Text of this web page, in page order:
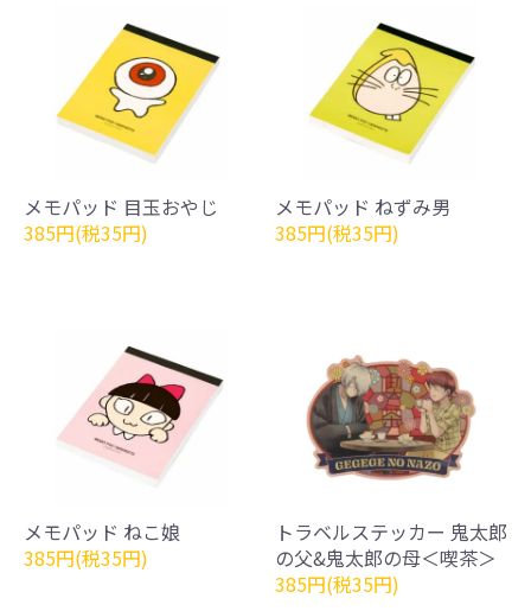
メモパッド 目玉おやじ
385円(税35円)
メモパッド ねずみ男
385円(税35円)
メモパッド ねこ娘
385円(税35円)
トラベルステッカー 鬼太郎
の父&鬼太郎の母＜喫茶＞
385円(税35円)